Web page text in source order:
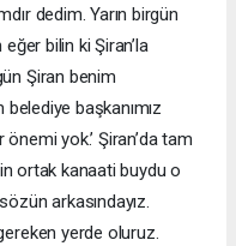
dedim. Yarın birgün
bilin ki Şiran’la
Şiran benim
belediye başkanımız
yok.’ Şiran’da tam
ortak kanaati buydu o
arkasındayız.
yerde oluruz.